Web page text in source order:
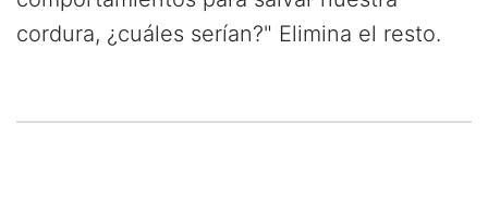
cordura, ¿cuáles serían?" Elimina el resto.